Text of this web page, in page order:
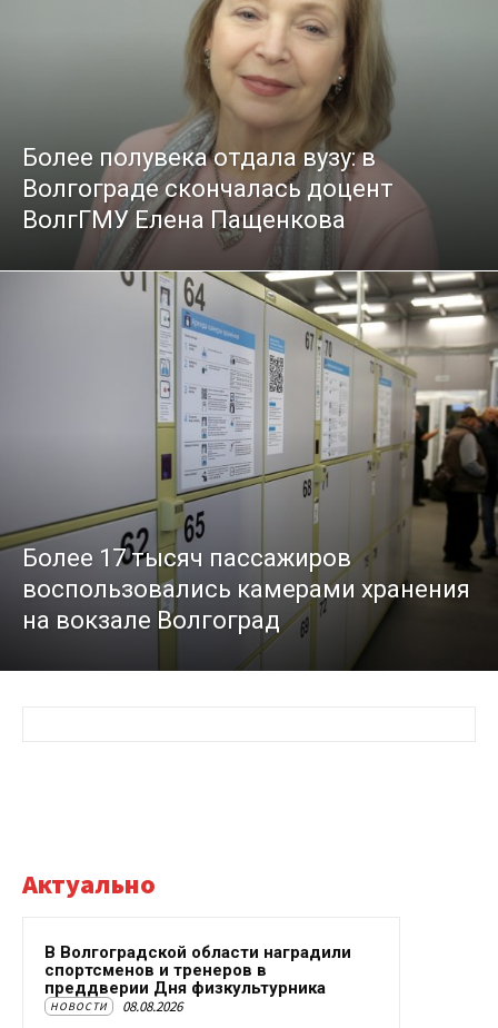
Более полувека отдала вузу: в
Волгограде скончалась доцент
ВолгГМУ Елена Пащенкова
Более 17 тысяч пассажиров
воспользовались камерами хранения
на вокзале Волгоград
Актуально
В Волгоградской области наградили
спортсменов и тренеров в
преддверии Дня физкультурника
НОВОСТИ 08.08.2026